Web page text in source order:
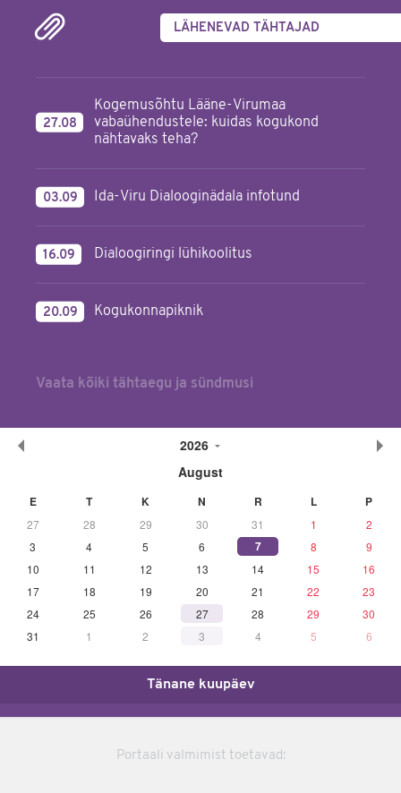
LÄHENEVAD TÄHTAJAD
27.08
Kogemusõhtu Lääne-Virumaa
vabaühendustele: kuidas kogukond
nähtavaks teha?
03.09 Ida-Viru Dialooginädala infotund
16.09 Dialoogiringi lühikoolitus
20.09 Kogukonnapiknik
Vaata kõiki tähtaegu ja sündmusi
2026
August
E T K N R L P
27 28 29 30 31 1
2
3
4 5 6 7 8
9
10
11 12 13 14 15
16
17
18 19 20 21 22
23
24
25 26 27 28 29
30
31
1 2 3 4 5 6
Tänane kuupäev
Portaali valmimist toetavad: